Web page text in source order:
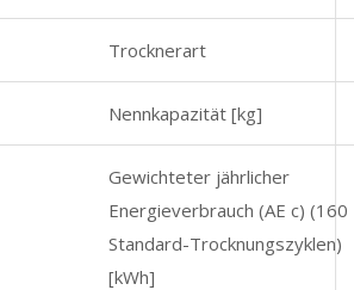
Trocknerart
Nennkapazität [kg]
Gewichteter jährlicher
Energieverbrauch (AE c) (160
Standard-Trocknungszyklen)
[kWh]